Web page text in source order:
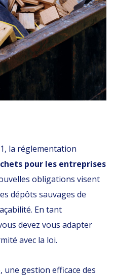
la réglementation
pour les entreprises
obligations visent
dépôts sauvages de
En tant
devez vous adapter
avec la loi.
une gestion efficace des